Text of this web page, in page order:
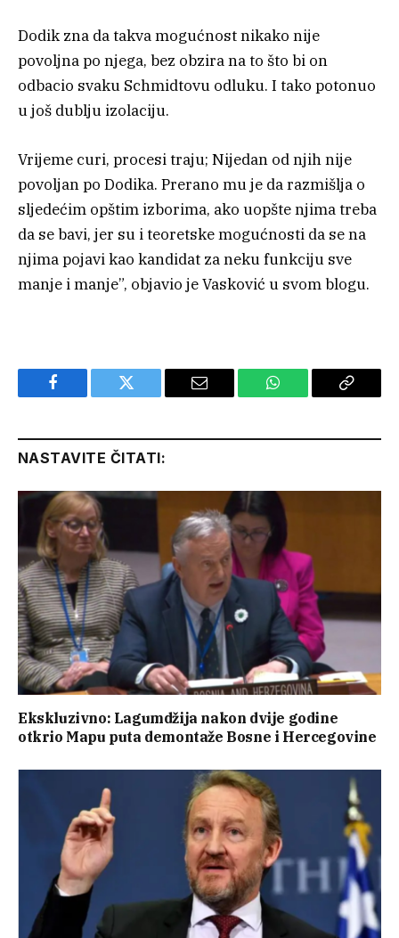
Dodik zna da takva mogućnost nikako nije
povoljna po njega, bez obzira na to što bi on
odbacio svaku Schmidtovu odluku. I tako potonuo
u još dublju izolaciju.
Vrijeme curi, procesi traju; Nijedan od njih nije
povoljan po Dodika. Prerano mu je da razmišlja o
sljedećim opštim izborima, ako uopšte njima treba
da se bavi, jer su i teoretske mogućnosti da se na
njima pojavi kao kandidat za neku funkciju sve
manje i manje”, objavio je Vasković u svom blogu.
Facebook Twitter Email WhatsApp Copy
NASTAVITE ČITATI:
Ekskluzivno: Lagumdžija nakon dvije godine
otkrio Mapu puta demontaže Bosne i Hercegovine